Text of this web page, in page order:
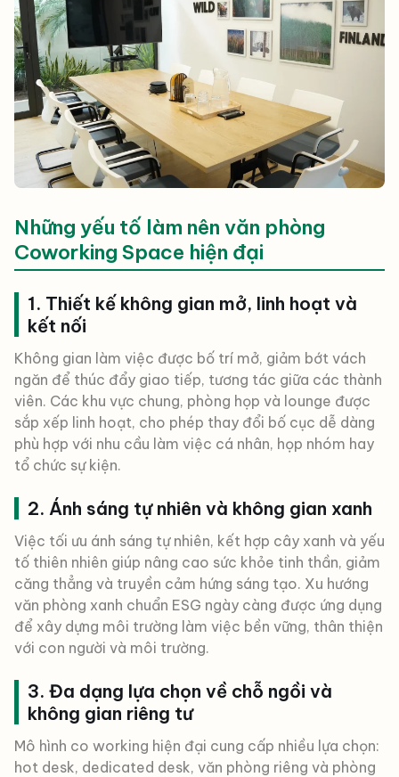
Những yếu tố làm nên văn phòng
Coworking Space hiện đại
1. Thiết kế không gian mở, linh hoạt và
kết nối
Không gian làm việc được bố trí mở, giảm bớt vách
ngăn để thúc đẩy giao tiếp, tương tác giữa các thành
viên. Các khu vực chung, phòng họp và lounge được
sắp xếp linh hoạt, cho phép thay đổi bố cục dễ dàng
phù hợp với nhu cầu làm việc cá nhân, họp nhóm hay
tổ chức sự kiện.
2. Ánh sáng tự nhiên và không gian xanh
Việc tối ưu ánh sáng tự nhiên, kết hợp cây xanh và yếu
tố thiên nhiên giúp nâng cao sức khỏe tinh thần, giảm
căng thẳng và truyền cảm hứng sáng tạo. Xu hướng
văn phòng xanh chuẩn ESG ngày càng được ứng dụng
để xây dựng môi trường làm việc bền vững, thân thiện
với con người và môi trường.
3. Đa dạng lựa chọn về chỗ ngồi và
không gian riêng tư
Mô hình co working hiện đại cung cấp nhiều lựa chọn:
hot desk, dedicated desk, văn phòng riêng và phòng